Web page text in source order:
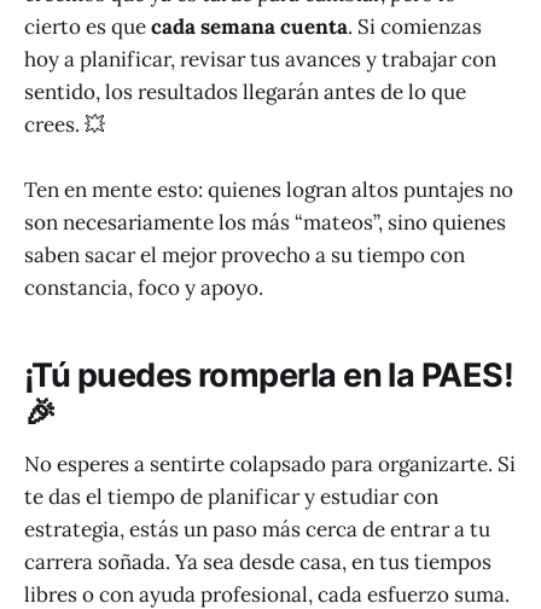
cierto es quecada semana cuenta. Si comienzas
hoy a planificar, revisar tus avances y trabajar con
sentido, los resultados llegarán antes de lo que
crees. 💥
Ten en mente esto: quienes logran altos puntajes no
son necesariamente los más “mateos”, sino quienes
saben sacar el mejor provecho a su tiempo con
constancia, foco y apoyo.
¡Tú puedes romperla en la PAES!
🎉
No esperes a sentirte colapsado para organizarte. Si
te das el tiempo de planificar y estudiar con
estrategia, estás un paso más cerca de entrar a tu
carrera soñada. Ya sea desde casa, en tus tiempos
libres o con ayuda profesional, cada esfuerzo suma.